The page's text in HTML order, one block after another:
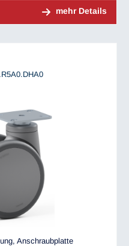
mehr Details
Anschraubplatte